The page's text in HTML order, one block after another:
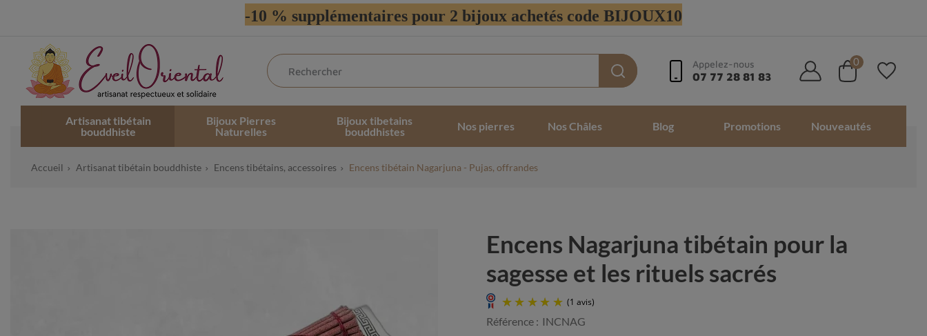
-10 % supplémentaires pour 2 bijoux achetés code BIJOUX10
Appelez-nous
07 77 28 81 83
0
Artisanat tibétain
bouddhiste
Bijoux Pierres
Naturelles
Bijoux tibetains
bouddhistes
Nos pierres Nos Châles Blog Promotions Nouveautés
Accueil Artisanat tibétain bouddhiste Encens tibétains, accessoires Encens tibétain Nagarjuna - Pujas, offrandes
Encens Nagarjuna tibétain pour la
sagesse et les rituels sacrés
Référence : INCNAG